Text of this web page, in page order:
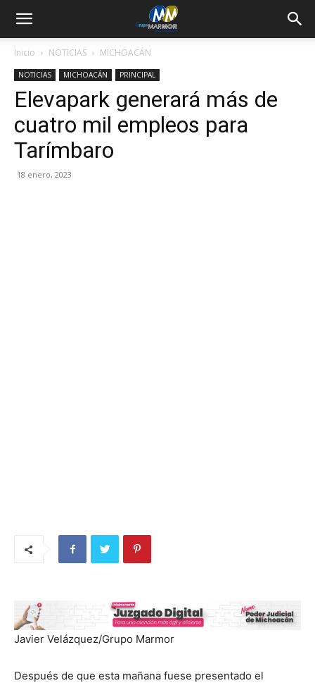
Inicio NOTICIAS MICHOACÁN
NOTICIAS MICHOACÁN PRINCIPAL
Elevapark generará más de
cuatro mil empleos para
Tarímbaro
18 enero, 2023
Javier Velázquez/Grupo Marmor
Después de que esta mañana fuese presentado el